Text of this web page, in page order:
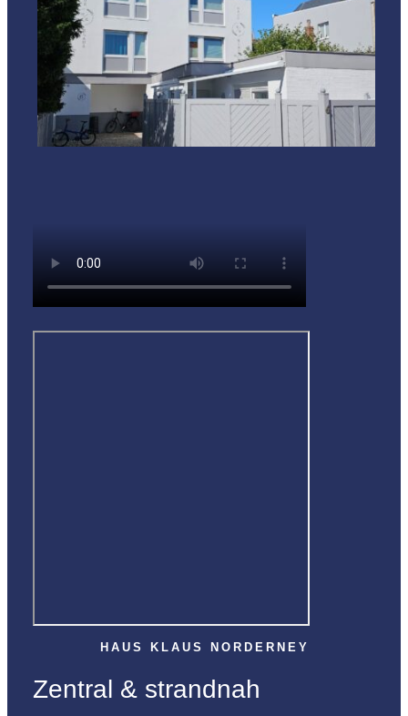
HAUS KLAUS NORDERNEY
Zentral & strandnah